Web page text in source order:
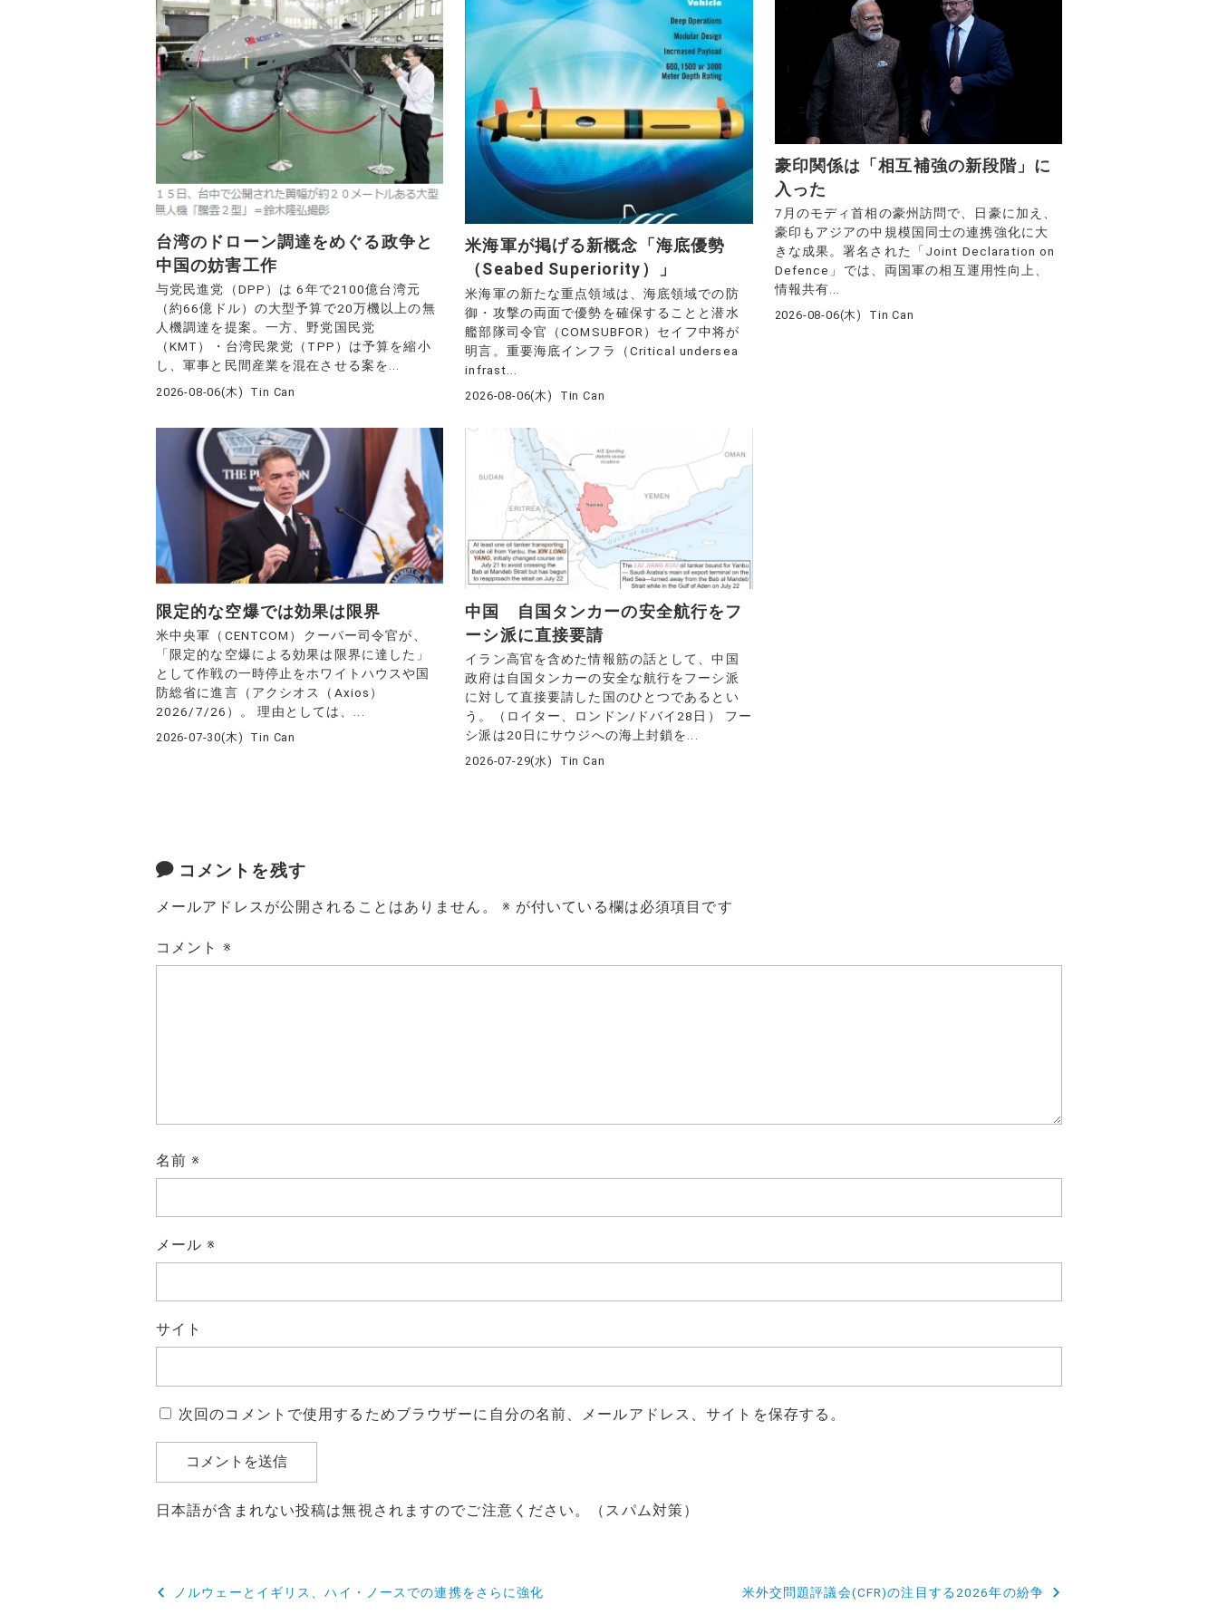
台湾のドローン調達をめぐる政争と
中国の妨害工作
与党民進党（DPP）は 6年で2100億台湾元
（約66億ドル）の大型予算で20万機以上の無
人機調達を提案。一方、野党国民党
（KMT）・台湾民衆党（TPP）は予算を縮小
し、軍事と民間産業を混在させる案を...
2026-08-06(木) Tin Can
米海軍が掲げる新概念「海底優勢
（Seabed Superiority）」
米海軍の新たな重点領域は、海底領域での防
御・攻撃の両面で優勢を確保することと潜水
艦部隊司令官（COMSUBFOR）セイフ中将が
明言。重要海底インフラ（Critical undersea
infrast...
2026-08-06(木) Tin Can
豪印関係は「相互補強の新段階」に
入った
7月のモディ首相の豪州訪問で、日豪に加え、
豪印もアジアの中規模国同士の連携強化に大
きな成果。署名された「Joint Declaration on
Defence」では、両国軍の相互運用性向上、
情報共有...
2026-08-06(木) Tin Can
限定的な空爆では効果は限界
米中央軍（CENTCOM）クーパー司令官が、
「限定的な空爆による効果は限界に達した」
として作戦の一時停止をホワイトハウスや国
防総省に進言（アクシオス（Axios）
2026/7/26）。 理由としては、...
2026-07-30(木) Tin Can
中国 自国タンカーの安全航行をフ
ーシ派に直接要請
イラン高官を含めた情報筋の話として、中国
政府は自国タンカーの安全な航行をフーシ派
に対して直接要請した国のひとつであるとい
う。（ロイター、ロンドン/ドバイ28日） フー
シ派は20日にサウジへの海上封鎖を...
2026-07-29(水) Tin Can
コメントを残す
メールアドレスが公開されることはありません。 ※ が付いている欄は必須項目です
コメント ※
名前※
メール※
サイト
次回のコメントで使用するためブラウザーに自分の名前、メールアドレス、サイトを保存する。
日本語が含まれない投稿は無視されますのでご注意ください。（スパム対策）
投
ノルウェーとイギリス、ハイ・ノースでの連携をさらに強化 米外交問題評議会(CFR)の注目する2026年の紛争